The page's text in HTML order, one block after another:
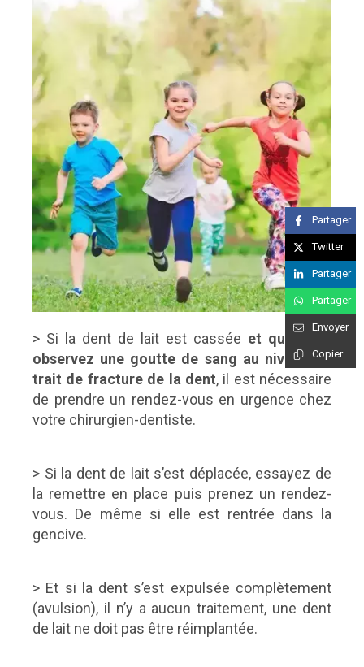
> Si la dent de lait est cassée et que vous
observez une goutte de sang au niveau du
trait de fracture de la dent, il est nécessaire
de prendre un rendez-vous en urgence chez
votre chirurgien-dentiste.
> Si la dent de lait s’est déplacée, essayez de
la remettre en place puis prenez un rendez-
vous. De même si elle est rentrée dans la
gencive.
> Et si la dent s’est expulsée complètement
(avulsion), il n’y a aucun traitement, une dent
de lait ne doit pas être réimplantée.
Partager
Twitter
Partager
Partager
Envoyer
Copier